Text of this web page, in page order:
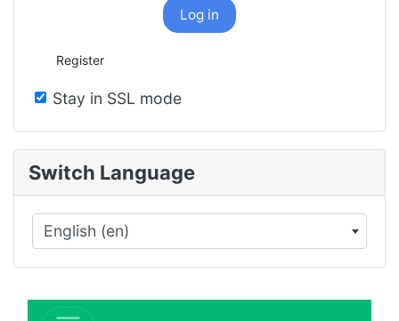
Log in
Register
Stay in SSL mode
Switch Language
×
English (en)